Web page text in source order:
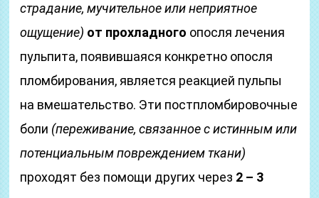
страдание, мучительное или неприятное
ощущение) от прохладного опосля лечения
пульпита, появившаяся конкретно опосля
пломбирования, является реакцией пульпы
на вмешательство. Эти постпломбировочные
боли (переживание, связанное с истинным или
потенциальным повреждением ткани)
проходят без помощи других через 2 – 3